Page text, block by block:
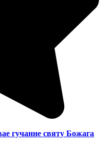
гучанне святу Божага